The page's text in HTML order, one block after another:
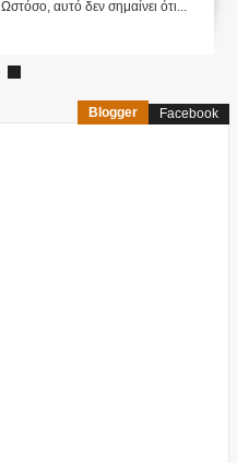
Ωστόσο, αυτό δεν σημαίνει ότι...
Blogger Facebook